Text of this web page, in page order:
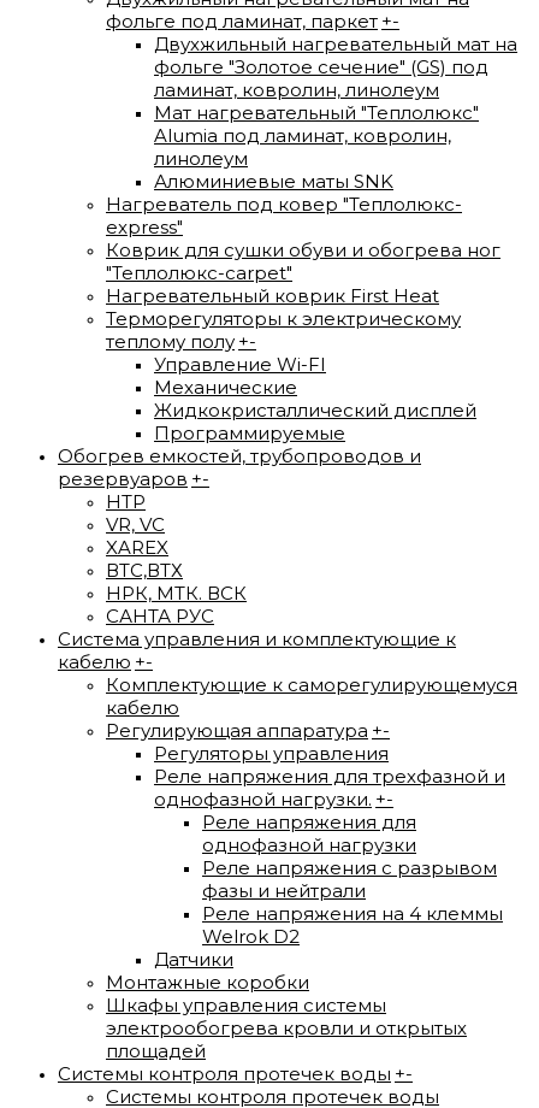
фольге под ламинат, паркет +-
Двухжильный нагревательный мат на
фольге "Золотое сечение" (GS) под
ламинат, ковролин, линолеум
Мат нагревательный "Теплолюкс"
Alumia под ламинат, ковролин,
линолеум
Алюминиевые маты SNK
Нагреватель под ковер "Теплолюкс-
express"
Коврик для сушки обуви и обогрева ног
"Теплолюкс-carpet"
Нагревательный коврик First Heat
Терморегуляторы к электрическому
теплому полу +-
Управление Wi-FI
Механические
Жидкокристаллический дисплей
Программируемые
Обогрев емкостей, трубопроводов и
резервуаров +-
HTP
VR, VC
XAREX
ВTС,ВТХ
НРК, МТК. ВСК
САНТА РУС
Система управления и комплектующие к
кабелю +-
Комплектующие к саморегулирующемуся
кабелю
Регулирующая аппаратура +-
Регуляторы управления
Реле напряжения для трехфазной и
однофазной нагрузки. +-
Реле напряжения для
однофазной нагрузки
Реле напряжения с разрывом
фазы и нейтрали
Реле напряжения на 4 клеммы
Welrok D2
Датчики
Монтажные коробки
Шкафы управления системы
электрообогрева кровли и открытых
площадей
Системы контроля протечек воды +-
Системы контроля протечек воды